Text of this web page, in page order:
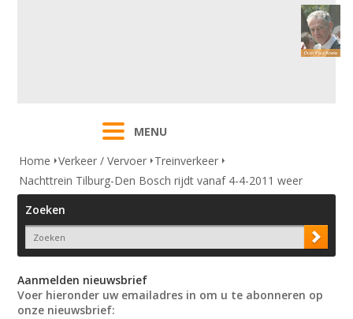
MENU
Home Verkeer / Vervoer Treinverkeer
Nachttrein Tilburg-Den Bosch rijdt vanaf 4-4-2011 weer
Zoeken
Aanmelden nieuwsbrief
Voer hieronder uw emailadres in om u te abonneren op
onze nieuwsbrief: